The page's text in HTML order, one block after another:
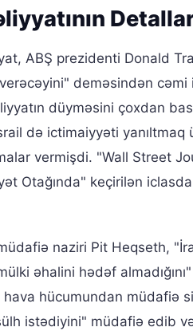
ABŞ prezidenti Donald
deməsindən
düyməsini çoxdan
də ictimaiyyəti
vermişdi. "Wall Street
Otağında" keçirilən
naziri Pit Heqseth,
əhalini hədəf
hava hücumundan
istədiyini" müdafiə edib